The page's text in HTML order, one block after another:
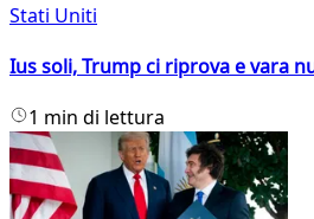
Stati Uniti
Ius soli, Trump ci riprova e vara
1 min di lettura